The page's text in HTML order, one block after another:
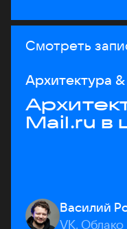
Смотреть
Архитектура
Mail.ru в
Василий
VK, Облако